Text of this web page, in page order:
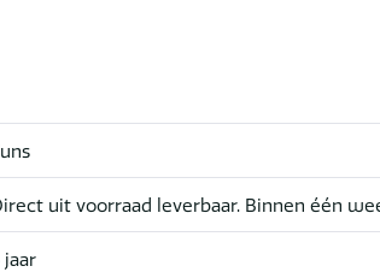
uit voorraad leverbaar. Binnen één
jaar